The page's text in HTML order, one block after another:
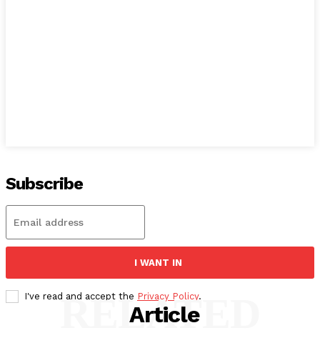
Subscribe
I WANT IN
I've read and accept the Privacy Policy.
Article
RELATED